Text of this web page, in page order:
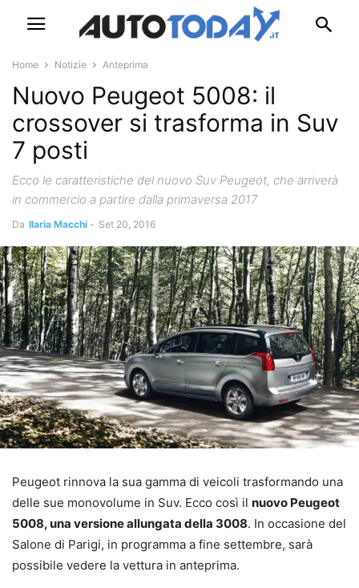
Home Notizie Anteprima
Nuovo Peugeot 5008: il
crossover si trasforma in Suv
7 posti
Ecco le caratteristiche del nuovo Suv Peugeot, che arriverà
in commercio a partire dalla primaversa 2017
Da Ilaria Macchi - Set 20, 2016
Peugeot rinnova la sua gamma di veicoli trasformando una
delle sue monovolume in Suv. Ecco così il nuovo Peugeot
5008, una versione allungata della 3008. In occasione del
Salone di Parigi, in programma a fine settembre, sarà
possibile vedere la vettura in anteprima.